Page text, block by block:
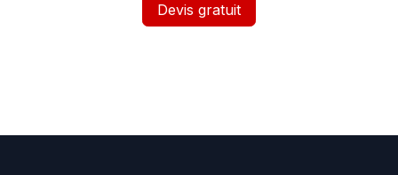
Devis gratuit